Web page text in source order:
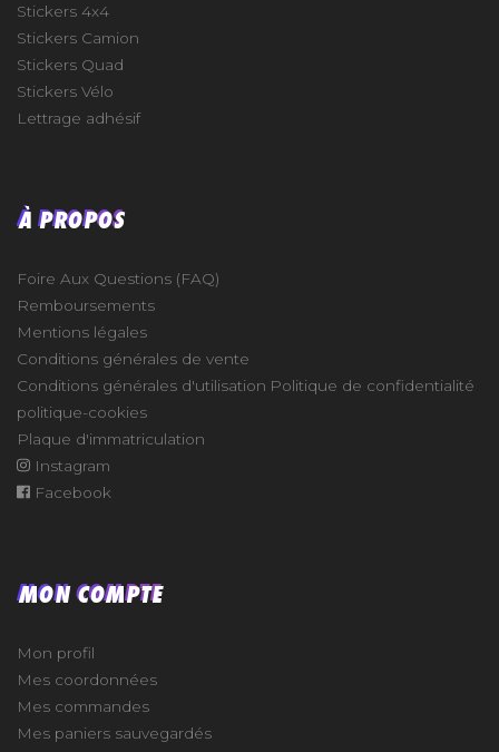
Stickers 4x4
Stickers Camion
Stickers Quad
Stickers Vélo
Lettrage adhésif
À PROPOS
Foire Aux Questions (FAQ)
Remboursements
Mentions légales
Conditions générales de vente
Conditions générales d'utilisation Politique de confidentialité
politique-cookies
Plaque d'immatriculation
Instagram
Facebook
MON COMPTE
Mon profil
Mes coordonnées
Mes commandes
Mes paniers sauvegardés